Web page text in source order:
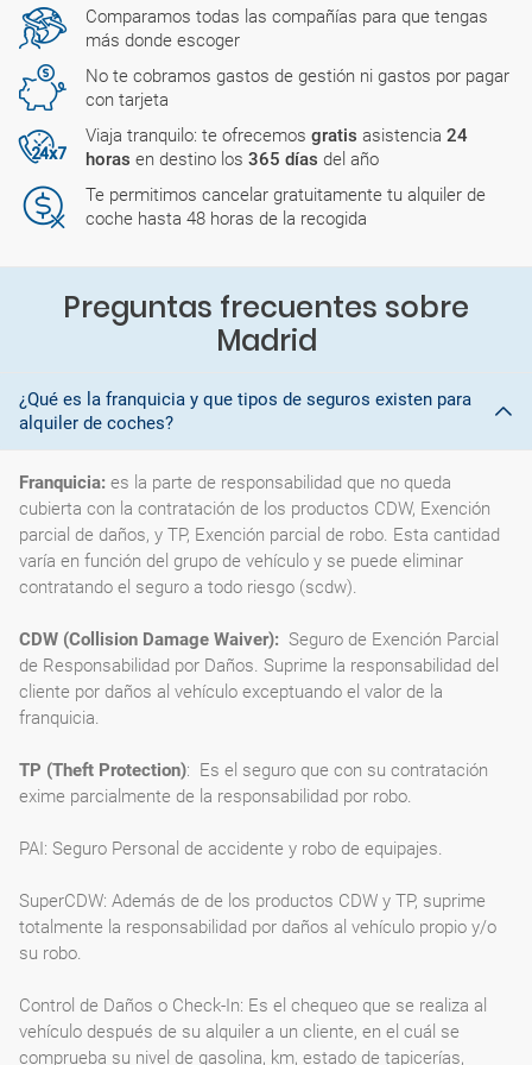
Comparamos todas las compañías para que tengas
más donde escoger
No te cobramos gastos de gestión ni gastos por pagar
con tarjeta
Viaja tranquilo: te ofrecemos gratis asistencia 24
horas en destino los 365 días del año
Te permitimos cancelar gratuitamente tu alquiler de
coche hasta 48 horas de la recogida
Preguntas frecuentes sobre
Madrid
¿Qué es la franquicia y que tipos de seguros existen para
alquiler de coches?
Franquicia: es la parte de responsabilidad que no queda
cubierta con la contratación de los productos CDW, Exención
parcial de daños, y TP, Exención parcial de robo. Esta cantidad
varía en función del grupo de vehículo y se puede eliminar
contratando el seguro a todo riesgo (scdw).
CDW (Collision Damage Waiver): Seguro de Exención Parcial
de Responsabilidad por Daños. Suprime la responsabilidad del
cliente por daños al vehículo exceptuando el valor de la
franquicia.
TP (Theft Protection): Es el seguro que con su contratación
exime parcialmente de la responsabilidad por robo.
PAI: Seguro Personal de accidente y robo de equipajes.
SuperCDW: Además de de los productos CDW y TP, suprime
totalmente la responsabilidad por daños al vehículo propio y/o
su robo.
Control de Daños o Check-In: Es el chequeo que se realiza al
vehículo después de su alquiler a un cliente, en el cuál se
comprueba su nivel de gasolina, km, estado de tapicerías,